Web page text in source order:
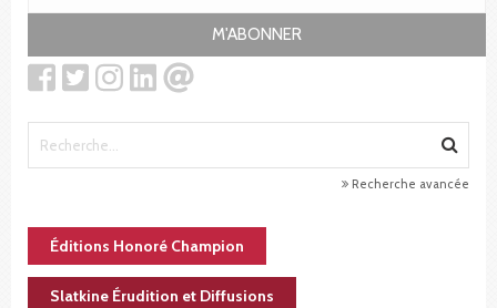
M'ABONNER
Recherche avancée
Éditions Honoré Champion
Slatkine Érudition et Diffusions